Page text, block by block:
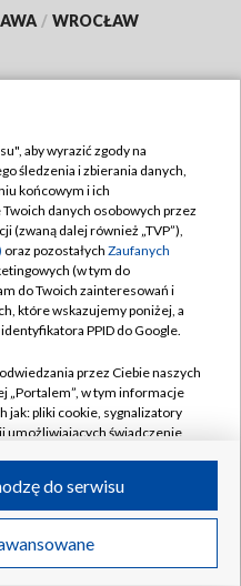
/ WROCŁAW
TVP
S.A. w likwidacji
aby wyrazić zgody na
śledzenia i zbierania danych,
końcowym i ich
danych osobowych przez
(zwaną dalej również „TVP”),
oraz pozostałych Zaufanych
(w tym do
do Twoich zainteresowań i
które wskazujemy poniżej, a
PPID do Google.
przez Ciebie naszych
„Portalem”, w tym informacje
jak: pliki cookie, sygnalizatory
umożliwiających świadczenie
przez Ciebie
jak adresy IP, identyfikatory
do serwisu